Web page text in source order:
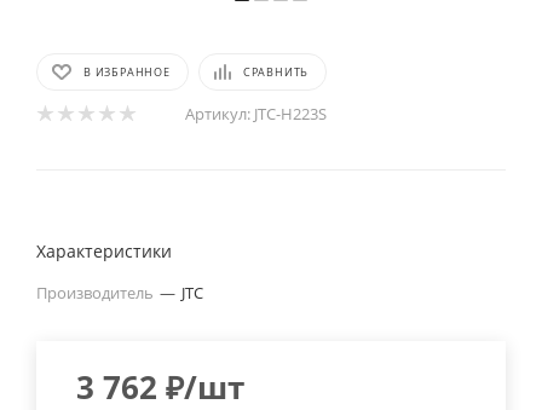
В ИЗБРАННОЕ СРАВНИТЬ
Артикул: JTC-H223S
Характеристики
Производитель — JTC
3 762 ₽/шт